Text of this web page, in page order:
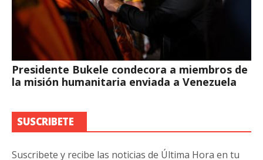
Presidente Bukele condecora a miembros de
la misión humanitaria enviada a Venezuela
SUSCRIBETE
Suscribete y recibe las noticias de Última Hora en tu